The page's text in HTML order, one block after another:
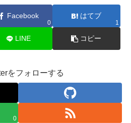
Facebook
0
はてブ
1
LINE コピー
をフォローする
0